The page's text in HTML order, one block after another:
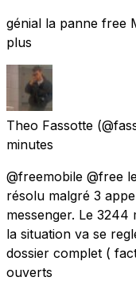
génial la panne free
plus
Theo Fassotte
minutes
@freemobile @free
résolu malgré 3
messenger. Le 3244
la situation va se
dossier complet (
ouverts